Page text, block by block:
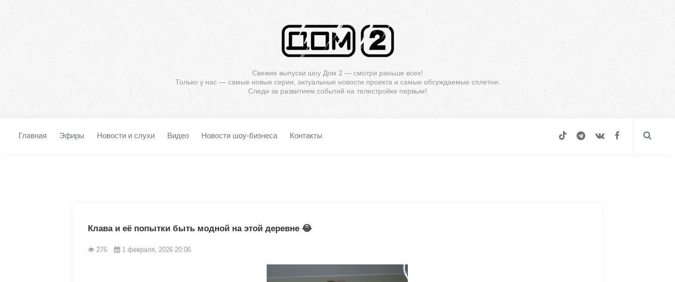
Свежие выпуски шоу Дом 2 — смотри раньше всех!
Только у нас — самые новые серии, актуальные новости проекта и самые обсуждаемые сплетни.
Следи за развитием событий на телестройке первым!
Главная Эфиры Новости и слухи Видео Новости шоу-бизнеса Контакты
Клава и её попытки быть модной на этой деревне 😂
276 1 февраля, 2026 20:06